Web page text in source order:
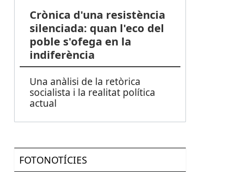
Crònica d'una resistència
silenciada: quan l'eco del
poble s'ofega en la
indiferència
Una anàlisi de la retòrica
socialista i la realitat política
actual
FOTONOTÍCIES